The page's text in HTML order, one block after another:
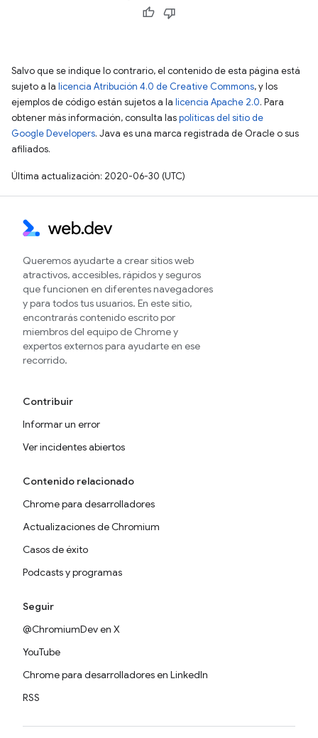
Salvo que se indique lo contrario, el contenido de esta página está
sujeto a la licencia Atribución 4.0 de Creative Commons, y los
ejemplos de código están sujetos a la licencia Apache 2.0. Para
obtener más información, consulta laspolíticas del sitio de
Google Developers. Java es una marca registrada de Oracle o sus
afiliados.
Última actualización: 2020-06-30 (UTC)
Queremos ayudarte a crear sitios web
atractivos, accesibles, rápidos y seguros
que funcionen en diferentes navegadores
y para todos tus usuarios. En este sitio,
encontrarás contenido escrito por
miembros del equipo de Chrome y
expertos externos para ayudarte en ese
recorrido.
Contribuir
Informar un error
Ver incidentes abiertos
Contenido relacionado
Chrome para desarrolladores
Actualizaciones de Chromium
Casos de éxito
Podcasts y programas
Seguir
@ChromiumDev en X
YouTube
Chrome para desarrolladores en LinkedIn
RSS